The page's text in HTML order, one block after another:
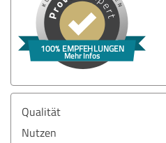
Qualität
Nutzen